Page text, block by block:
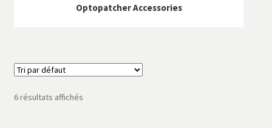
Optopatcher Accessories
6 résultats affichés